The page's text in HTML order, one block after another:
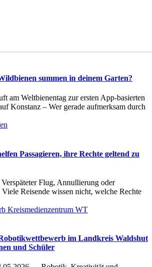
summen in deinem Garten?
am Weltbienentag zur ersten App-basierten
Konstanz – Wer gerade aufmerksam durch
Passagieren, ihre Rechte geltend zu
Flug, Annullierung oder
Viele Reisende wissen nicht, welche Rechte
im Landkreis Waldshut
und Schüler